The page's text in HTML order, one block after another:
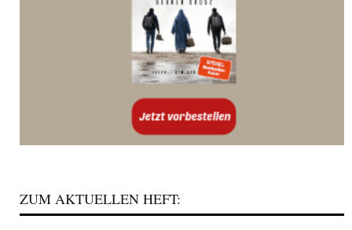
ZUM AKTUELLEN HEFT: